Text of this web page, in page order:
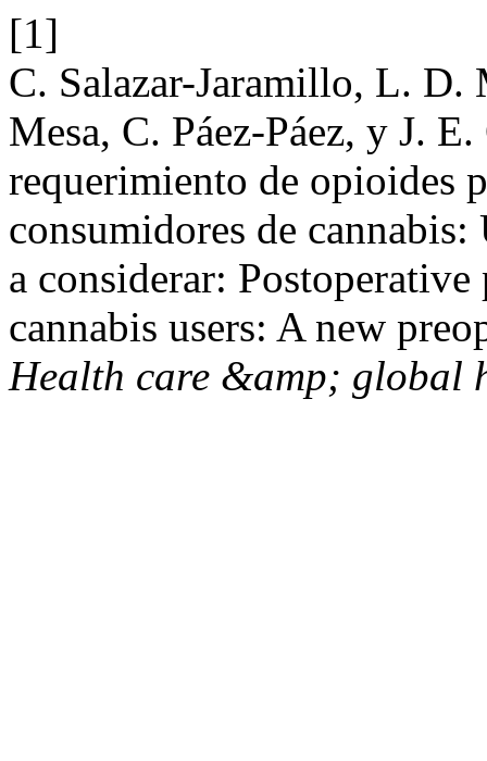
[1]
C. Salazar-Jaramillo, L.
Mesa, C. Páez-Páez, y J.
requerimiento de opioides
consumidores de
a considerar:
cannabis users: A new
Health care &amp; global